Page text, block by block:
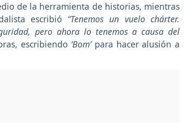
de la herramienta de historias, mientras
escribió “Tenemos un vuelo chárter.
pero ahora lo tenemos a causa del
escribiendo ‘Bom’ para hacer alusión a